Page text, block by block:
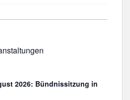
2026: Bündnissitzung in